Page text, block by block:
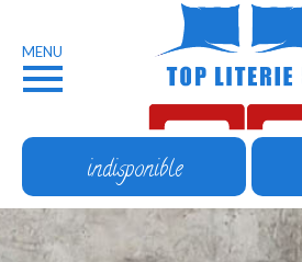
MENU
indisponible